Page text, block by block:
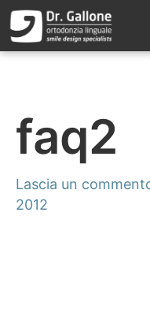
contenuto
faq2
Lascia un
2012